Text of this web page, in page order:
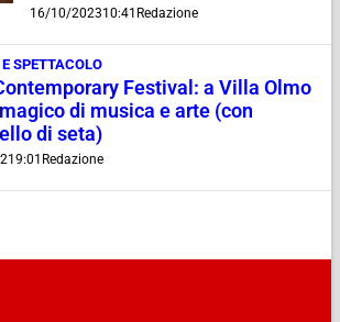
16/10/202310:41 Redazione
SPETTACOLO
Festival: a Villa Olmo
di musica e arte (con
di seta)
19:01 Redazione